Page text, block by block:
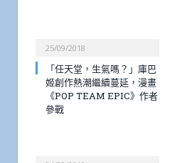
25/09/2018
「任天堂，生氣嗎？」庫巴
姬創作熱潮繼續蔓延，漫畫
《POP TEAM EPIC》作者
參戰